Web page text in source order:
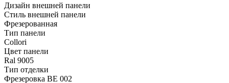
Дизайн внешней панели
Стиль внешней панели
Фрезерованная
Тип панели
Collori
Цвет панели
Ral 9005
Тип отделки
Фрезеровка BE 002